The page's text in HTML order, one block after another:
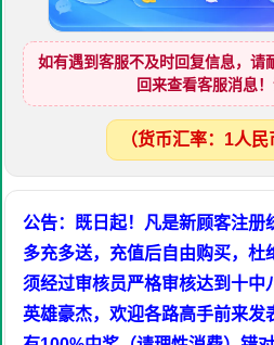
如有遇到客服不及时回复信息，请
回来查看客服消息！
（货币汇率：1人民
公告：既日起！凡是新顾客注册
多充多送，充值后自由购买，杜
须经过审核员严格审核达到十中
英雄豪杰，欢迎各路高手前来发